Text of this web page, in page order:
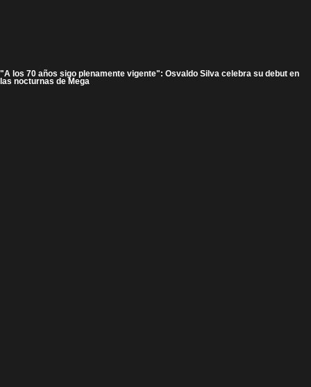
"A los 70 años sigo plenamente vigente": Osvaldo Silva celebra su debut en
las nocturnas de Mega